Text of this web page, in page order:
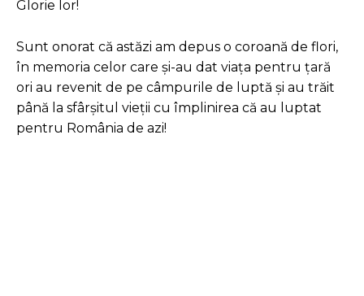
Glorie lor!
Sunt onorat că astăzi am depus o coroană de flori,
în memoria celor care și-au dat viața pentru țară
ori au revenit de pe câmpurile de luptă și au trăit
până la sfârșitul vieții cu împlinirea că au luptat
pentru România de azi!